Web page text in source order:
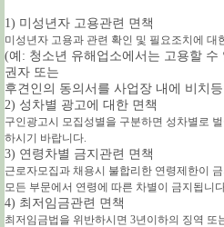
1) 미성년자 고용관련 면책
미성년자 고용과 관련 확인 및 필요조치에 대
(예: 청소년 유해업소에서는 고용할 수
권자 또는
후견인의 동의서를 사업장 내에 비치
2) 성차별 광고에 대한 면책
구인광고시 모집성별을 구분하면 성차별로
하시기 바랍니다.
3) 연령차별 금지관련 면책
근로자모집과 채용시 불합리한 연령제한이
모든 부문에서 연령에 따른 차별이 금지됩니
4) 최저임금관련 면책
최저임금법을 위반하시면 3년이하의 징역 또